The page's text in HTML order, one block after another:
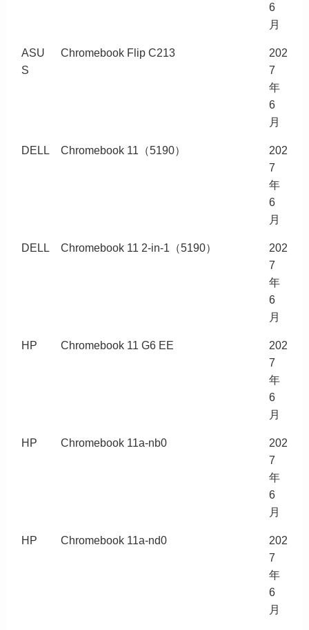
6
月
ASU
S
Chromebook Flip C213
202
7
年
6
月
DELL Chromebook 11（5190）
202
7
年
6
月
DELL Chromebook 11 2-in-1（5190）
202
7
年
6
月
HP Chromebook 11 G6 EE
202
7
年
6
月
HP Chromebook 11a-nb0
202
7
年
6
月
HP Chromebook 11a-nd0
202
7
年
6
月